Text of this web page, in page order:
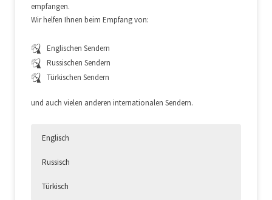
empfangen.
Wir helfen Ihnen beim Empfang von:
Englischen Sendern
Russischen Sendern
Türkischen Sendern
und auch vielen anderen internationalen Sendern.
Englisch
Russisch
Türkisch